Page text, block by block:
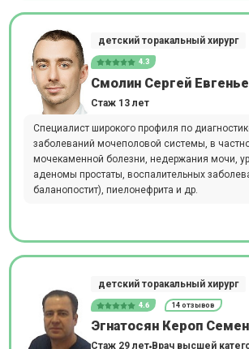
детский торакальный хирург
4.3
Смолин Сергей
Стаж 13 лет
Специалист широкого профиля по
заболеваний мочеполовой системы, в
мочекаменной болезни, недержания мочи,
аденомы простаты, воспалительных
баланопостит), пиелонефрита и др.
детский торакальный хирург
4.6 14 отзывов
Эгнатосян Кероп
Стаж 29 лет Врач высшей